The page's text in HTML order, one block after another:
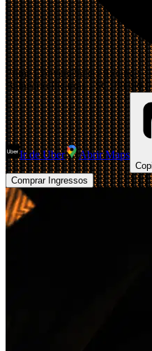
Prime Conveniência e Lounge -
Balneário Piçarras - SC, 88380-
Ir de Uber Abrir Maps
Comprar Ingressos